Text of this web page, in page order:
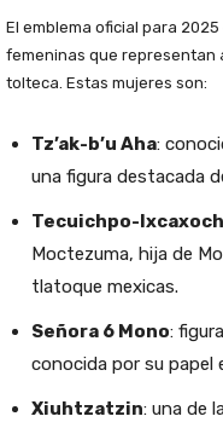
El emblema oficial para
femeninas que representan
tolteca. Estas mujeres son:
Tz’ak-b’u Aha:
una figura destacada
Tecuichpo-
Moctezuma, hija de
tlatoque mexicas.
Señora 6 Mono:
conocida por su papel
Xiuhtzatzin: una de